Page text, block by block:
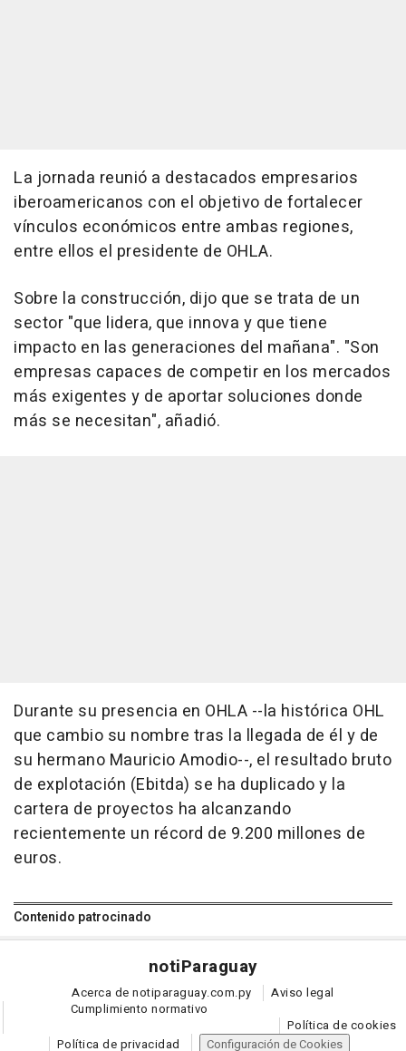
La jornada reunió a destacados empresarios
iberoamericanos con el objetivo de fortalecer
vínculos económicos entre ambas regiones,
entre ellos el presidente de OHLA.
Sobre la construcción, dijo que se trata de un
sector "que lidera, que innova y que tiene
impacto en las generaciones del mañana". "Son
empresas capaces de competir en los mercados
más exigentes y de aportar soluciones donde
más se necesitan", añadió.
Durante su presencia en OHLA --la histórica OHL
que cambio su nombre tras la llegada de él y de
su hermano Mauricio Amodio--, el resultado bruto
de explotación (Ebitda) se ha duplicado y la
cartera de proyectos ha alcanzando
recientemente un récord de 9.200 millones de
euros.
Contenido patrocinado
notiParaguay
Acerca de notiparaguay.com.py
Aviso legal
Cumplimiento normativo
Política de cookies
Política de privacidad
Configuración de Cookies